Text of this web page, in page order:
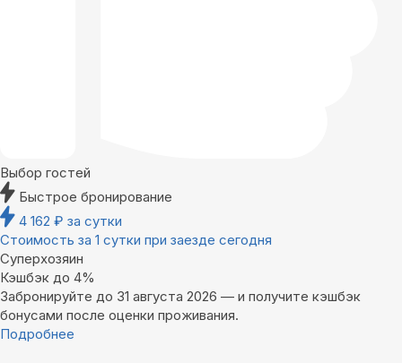
Выбор гостей
Быстрое бронирование
4 162 ₽ за сутки
Стоимость за 1 сутки при заезде сегодня
Суперхозяин
Кэшбэк до 4%
Забронируйте до 31 августа 2026 — и получите кэшбэк
бонусами после оценки проживания.
Подробнее